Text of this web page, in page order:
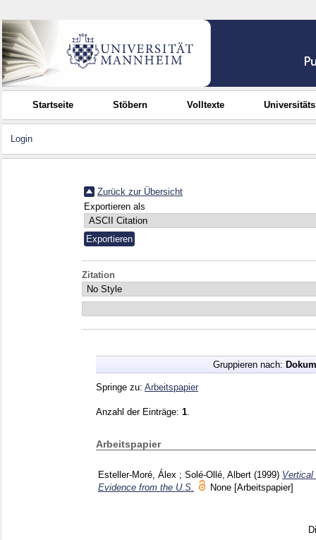
Startseite Stöbern Volltexte
Login
Zurück zur Übersicht
Exportieren als
Zitation
Gruppieren nach:
Springe zu: Arbeitspapier
Anzahl der Einträge: 1
Arbeitspapier
Esteller-Moré, Álex ; Solé-Ollé, Albert (1999) Vertical
Evidence from the U.S.
None [Arbeitspapier]